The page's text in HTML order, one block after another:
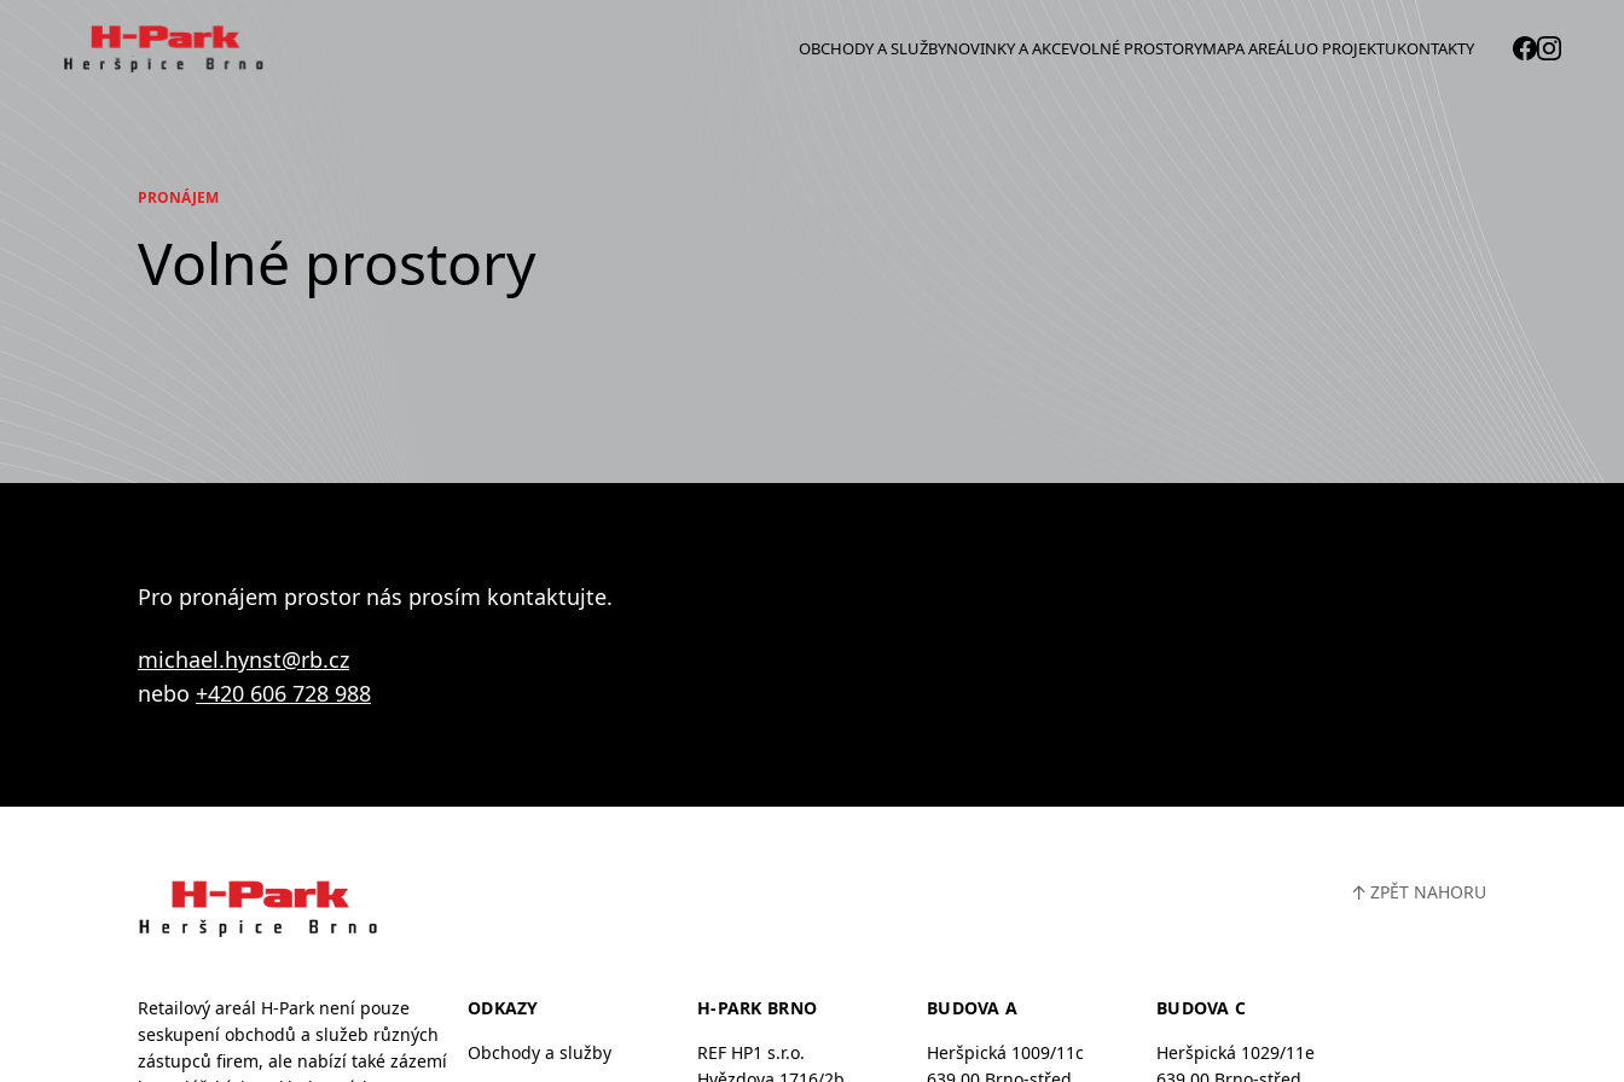
OBCHODY A SLUŽBYNOVINKY A AKCEVOLNÉ PROSTORYMAPA AREÁLUO PROJEKTUKONTAKTY
PRONÁJEM
Volné prostory
Pro pronájem prostor nás prosím kontaktujte.
michael.hynst@rb.cz
nebo +420 606 728 988
↑ ZPĚT NAHORU
Retailový areál H-Park není pouze
seskupení obchodů a služeb různých
zástupců firem, ale nabízí také zázemí
ODKAZY
Obchody a služby
H-PARK BRNO
REF HP1 s.r.o.
BUDOVA A
Heršpická 1009/11c
BUDOVA C
Heršpická 1029/11e